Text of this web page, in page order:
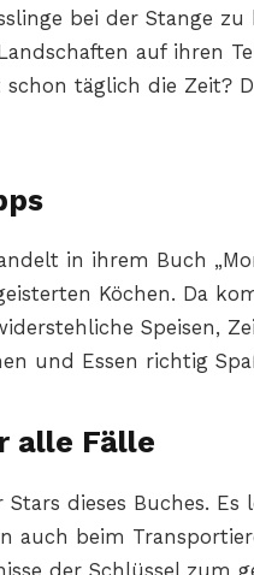
bei der Stange
auf ihren
täglich die Zeit?
in ihrem Buch
Köchen. Da
Speisen,
und Essen richtig
alle Fälle
dieses Buches.
auch beim